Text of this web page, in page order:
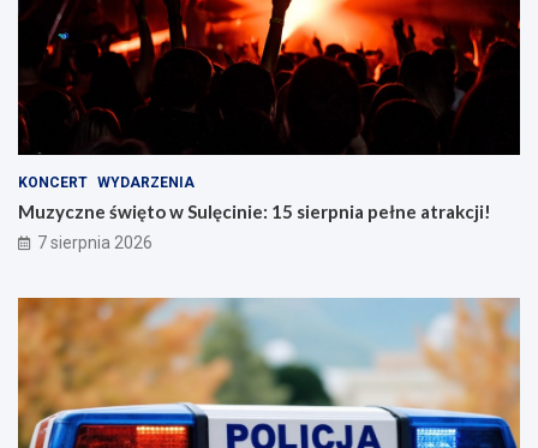
KONCERT WYDARZENIA
Muzyczne święto w Sulęcinie: 15 sierpnia pełne atrakcji!
7 sierpnia 2026